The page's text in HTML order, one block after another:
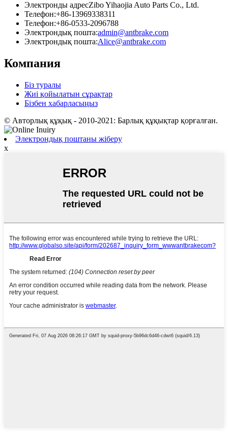
Электронды адресZibo Yihaojia Auto Parts Co., Ltd.
Телефон:+86-13969338311
Телефон:+86-0533-2096788
Электрондық пошта:admin@antbrake.com
Электрондық пошта:Alice@antbrake.com
Компания
Біз туралы
Жиі қойылатын сұрақтар
Бізбен хабарласыңыз
© Авторлық құқық - 2010-2021: Барлық құқықтар қорғалған.
Электрондық поштаны жіберу
x